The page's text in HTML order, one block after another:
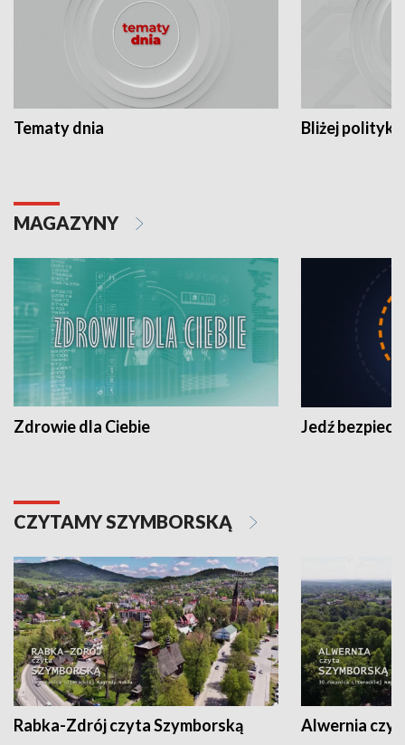
Tematy dnia Bliżej polityki
MAGAZYNY
Zdrowie dla Ciebie Jedź
CZYTAMY SZYMBORSKĄ
Rabka-Zdrój czyta Szymborską Alwernia